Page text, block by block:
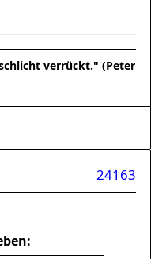
verrückt." (Peter
24163